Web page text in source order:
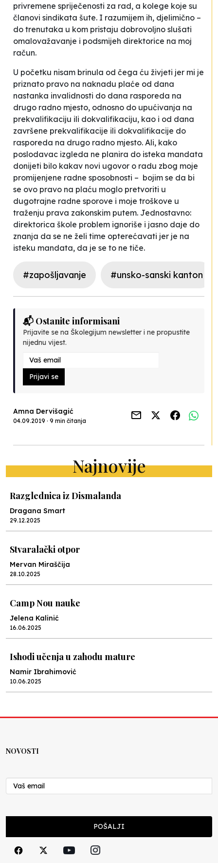
privremene spriječenosti za rad, a kolege koje su
članovi sindikata šute. I razumijem ih, djelimično –
do trenutaka u kom pristaju dobrovoljno slušati
omalovažavanje i podsmijeh direktorice na moj
račun.
U početku nisam brinula od čega ću živjeti jer mi je
priznato pravo na naknadu plaće od dana
nastanka invalidnosti do dana rasporeda na
drugo radno mjesto, odnosno do upućivanja na
prekvalifikaciju ili dokvalifikaciju, kao i od dana
završene prekvalifikacije ili dokvalifikacije do
rasporeda na drugo radno mjesto. Ali, kako
poslodavac izgleda ne planira do isteka mandata
donijeti bilo kakav novi ugovor o radu zbog moje
promijenjene radne sposobnosti – bojim se da bi
se ovo pravo na plaću moglo pretvoriti u
dugotrajne radne sporove i moje troškove u
traženju prava zakonskim putem. Jednostavno:
direktorica škole problem ignoriše i jasno daje do
znanja da se ne želi time opterećavati jer je na
isteku mandata, da je se to ne tiče.
#zapošljavanje #unsko-sanski kanton
📬 Ostanite informisani
Prijavite se na Školegijum newsletter i ne propustite
nijednu vijest.
Prijavi se
Amna Dervišagić
04.09.2019 · 9 min čitanja
Najnovije
Razglednica iz Dismalanda
Dragana Smart
29.12.2025
Stvaralački otpor
Mervan Miraščija
28.10.2025
Camp Nou nauke
Jelena Kalinić
16.06.2025
Ishodi učenja u zahodu mature
Namir Ibrahimović
10.06.2025
Nenad Veličković
29.10.2024
Cuke i djeca
NOVOSTI
POŠALJI